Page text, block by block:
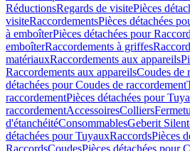
RéductionsRegards de visitePièces
visiteRaccordementsPièces détachées
à emboîterPièces détachées pour
emboîterRaccordements à griffes
matériauxRaccordements aux appareils
Raccordements aux appareilsCoudes de
détachées pour Coudes de raccordement
raccordementPièces détachées pour
raccordementAccessoiresColliers
d'étanchéitéConsommablesGeberit
détachées pour TuyauxRaccordsPièces
RaccordsCoudesPièces détachées pour